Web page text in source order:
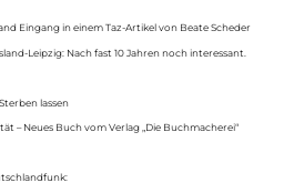
Eingang in einem Taz-Artikel von Beate Scheder
Leipzig: Nach fast 10 Jahren noch interessant.
lassen
– Neues Buch vom Verlag „Die Buchmacherei“